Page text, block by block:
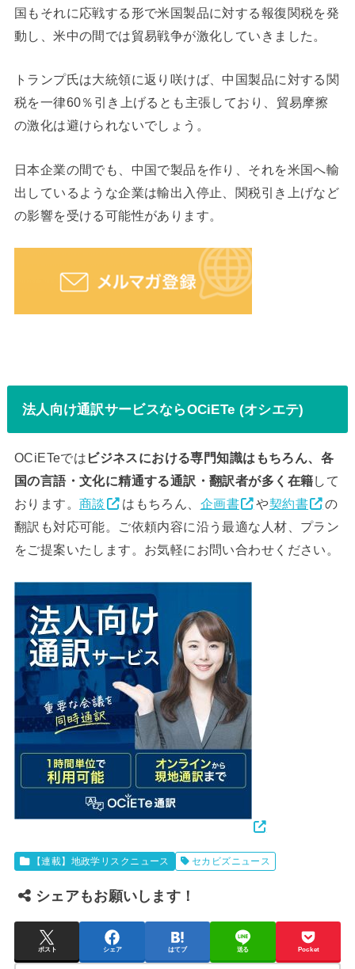
国もそれに応戦する形で米国製品に対する報復関税を発
動し、米中の間では貿易戦争が激化していきました。
トランプ氏は大統領に返り咲けば、中国製品に対する関
税を一律60％引き上げるとも主張しており、貿易摩擦
の激化は避けられないでしょう。
日本企業の間でも、中国で製品を作り、それを米国へ輸
出しているような企業は輸出入停止、関税引き上げなど
の影響を受ける可能性があります。
法人向け通訳サービスならOCiETe (オシエテ)
OCiETeでは ビジネスにおける専門知識はもちろん、各
国の言語・文化に精通する通訳・翻訳者が多く在籍して
おります。 商談 はもちろん、 企画書 や契約書
の
翻訳も対応可能。ご依頼内容に沿う最適な人材、プラン
をご提案いたします。お気軽にお問い合わせください。
【連載】地政学リスクニュース セカビズニュース
シェアもお願いします！
ポスト シェア はてブ 送る Pocket